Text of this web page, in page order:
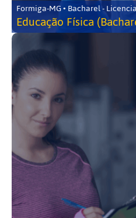
Formiga-MG • Bacharel -
Educação Física